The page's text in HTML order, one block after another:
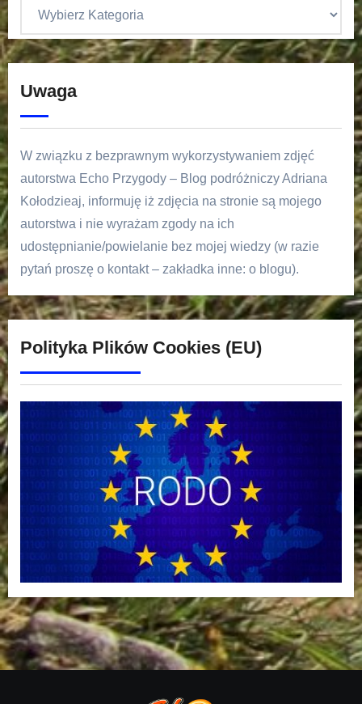
Uwaga
W związku z bezprawnym wykorzystywaniem zdjęć
autorstwa Echo Przygody – Blog podróżniczy Adriana
Kołodzieaj, informuję iż zdjęcia na stronie są mojego
autorstwa i nie wyrażam zgody na ich
udostępnianie/powielanie bez mojej wiedzy (w razie
pytań proszę o kontakt – zakładka inne: o blogu).
Polityka Plików Cookies (EU)